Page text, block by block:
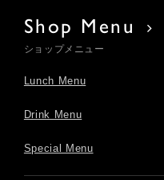
Shop Menu
ショップメニュー
Lunch Menu
Drink Menu
Special Menu